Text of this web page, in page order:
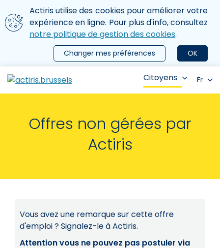
Aller au contenu principal
Nous utilisons des cookies
Actiris utilise des cookies pour améliorer votre
expérience en ligne. Pour plus d'info, consultez
notre politique de gestion des cookies.
OK
Changer mes préférences
le menu
Citoyens Fr
Offres non gérées par
Actiris
Vous avez une remarque sur cette offre
d'emploi ? Signalez-le à Actiris.
Attention vous ne pouvez pas postuler via